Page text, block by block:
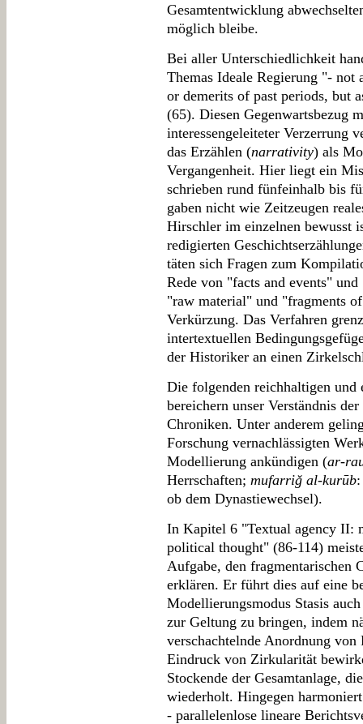
Gesamtentwicklung
möglich bleibe.
Bei aller Unterschiedlichkeit
Themas Ideale Regierung "- not
or demerits of past periods, but
(65). Diesen Gegenwartsbezug
interessengeleiteter Verzerrung
das Erzählen (narrativity) als
Vergangenheit. Hier liegt ein
schrieben rund fünfeinhalb bis
gaben nicht wie Zeitzeugen
Hirschler im einzelnen bewusst
redigierten
täten sich Fragen zum
Rede von "facts and events"
"raw material" und "fragments
Verkürzung. Das Verfahren
intertextuellen
der Historiker an einen
Die folgenden reichhaltigen und
bereichern unser Verständnis
Chroniken. Unter anderem
Forschung vernachlässigten
Modellierung ankündigen (ar-
Herrschaften; mufarriǧ al-kurūb
ob dem Dynastiewechsel).
In Kapitel 6 "Textual agency II:
political thought" (86-114)
Aufgabe, den fragmentarischen
erklären. Er führt dies auf eine
Modellierungsmodus Stasis
zur Geltung zu bringen, indem
verschachtelnde Anordnung
Eindruck von Zirkularität
Stockende der Gesamtanlage,
wiederholt. Hingegen
- parallelenlose lineare